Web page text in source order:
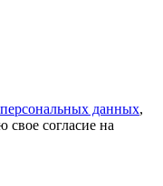
данных,
свое согласие на